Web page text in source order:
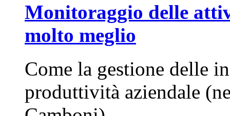
Monitoraggio delle
molto meglio
Come la gestione delle
produttività aziendale